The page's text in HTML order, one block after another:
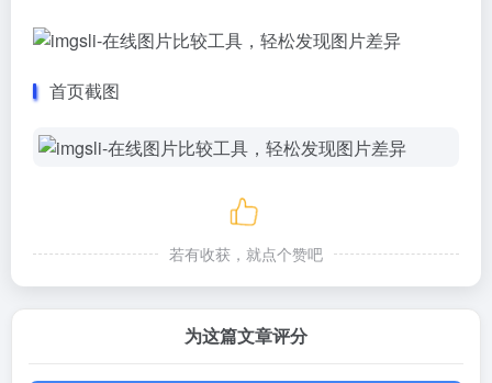
首页截图
若有收获，就点个赞吧
为这篇文章评分